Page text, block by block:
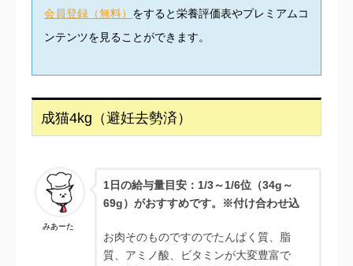
会員登録（無料） をすると栄養評価表やプレミアムコ
ンテンツを見ることができます。
成猫4kg（避妊去勢済）
みあーた
1日の給与量目安：1/3～1/6位（34g～
69g）がおすすめです。※付け合わせ込
お肉そのものですのでたんぱく質、脂
質、アミノ酸、ビタミンが大変豊富で